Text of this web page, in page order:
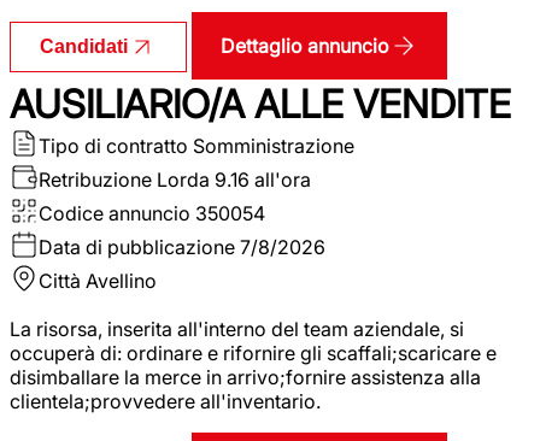
Candidati Dettaglio annuncio
AUSILIARIO/A ALLE VENDITE
Tipo di contratto Somministrazione
Retribuzione Lorda 9.16 all'ora
Codice annuncio 350054
Data di pubblicazione 7/8/2026
Città Avellino
La risorsa, inserita all'interno del team aziendale, si
occuperà di: ordinare e rifornire gli scaffali;scaricare e
disimballare la merce in arrivo;fornire assistenza alla
clientela;provvedere all'inventario.